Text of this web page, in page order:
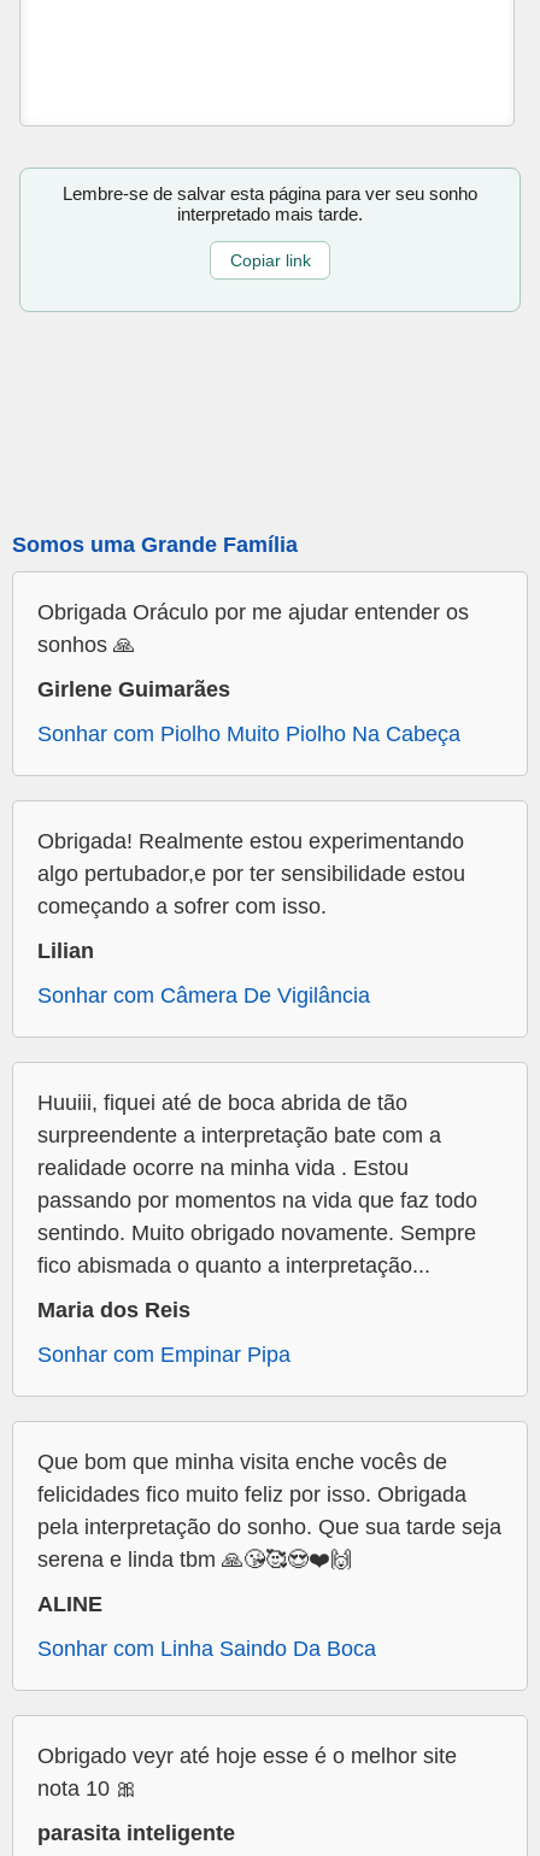
Lembre-se de salvar esta página para ver seu sonho
interpretado mais tarde.
Copiar link
Somos uma Grande Família
Obrigada Oráculo por me ajudar entender os
sonhos 🙏
Girlene Guimarães
Sonhar com Piolho Muito Piolho Na Cabeça
Obrigada! Realmente estou experimentando
algo pertubador,e por ter sensibilidade estou
começando a sofrer com isso.
Lilian
Sonhar com Câmera De Vigilância
Huuiii, fiquei até de boca abrida de tão
surpreendente a interpretação bate com a
realidade ocorre na minha vida . Estou
passando por momentos na vida que faz todo
sentindo. Muito obrigado novamente. Sempre
fico abismada o quanto a interpretação...
Maria dos Reis
Sonhar com Empinar Pipa
Que bom que minha visita enche vocês de
felicidades fico muito feliz por isso. Obrigada
pela interpretação do sonho. Que sua tarde seja
serena e linda tbm 🙏😘🥰😍❤️🙌
ALINE
Sonhar com Linha Saindo Da Boca
Obrigado veyr até hoje esse é o melhor site
nota 10 🎀
parasita inteligente